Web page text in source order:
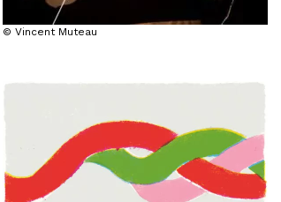
© Vincent Muteau